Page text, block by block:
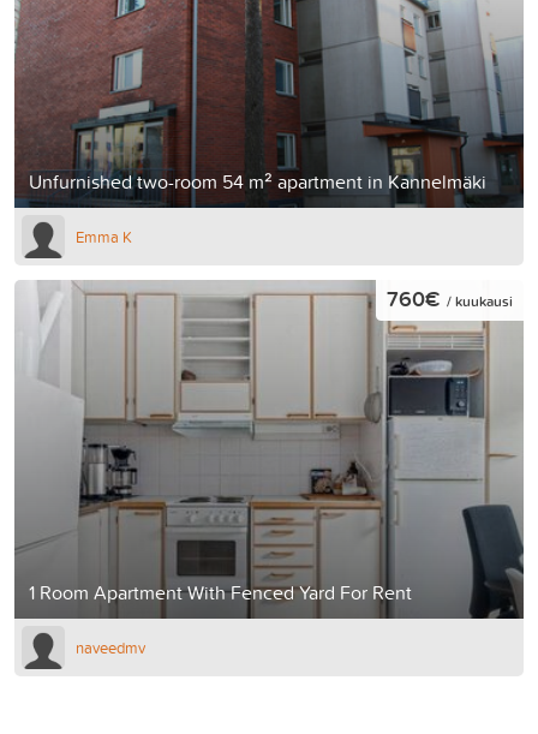
Unfurnished two-room 54 m² apartment in Kannelmäki
Emma K
1 Room Apartment With Fenced Yard For Rent
760€ / kuukausi
naveedmv